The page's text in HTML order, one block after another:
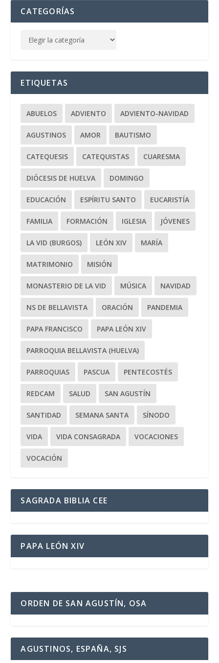
CATEGORÍAS
ETIQUETAS
ABUELOS ADVIENTO ADVIENTO-NAVIDAD
AGUSTINOS AMOR BAUTISMO
CATEQUESIS CATEQUISTAS CUARESMA
DIÓCESIS DE HUELVA DOMINGO
EDUCACIÓN ESPÍRITU SANTO EUCARISTÍA
FAMILIA FORMACIÓN IGLESIA JÓVENES
LA VID (BURGOS) LEÓN XIV MARÍA
MATRIMONIO MISIÓN
MONASTERIO DE LA VID MÚSICA NAVIDAD
NS DE BELLAVISTA ORACIÓN PANDEMIA
PAPA FRANCISCO PAPA LEÓN XIV
PARROQUIA BELLAVISTA (HUELVA)
PARROQUIAS PASCUA PENTECOSTÉS
REDCAM SALUD SAN AGUSTÍN
SANTIDAD SEMANA SANTA SÍNODO
VIDA VIDA CONSAGRADA VOCACIONES
VOCACIÓN
SAGRADA BIBLIA CEE
PAPA LEÓN XIV
ORDEN DE SAN AGUSTÍN, OSA
AGUSTINOS, ESPAÑA, SJS